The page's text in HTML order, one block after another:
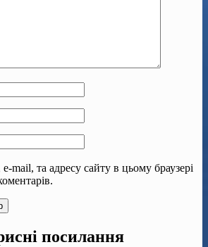
mail, та адресу сайту в цьому браузері
посилання